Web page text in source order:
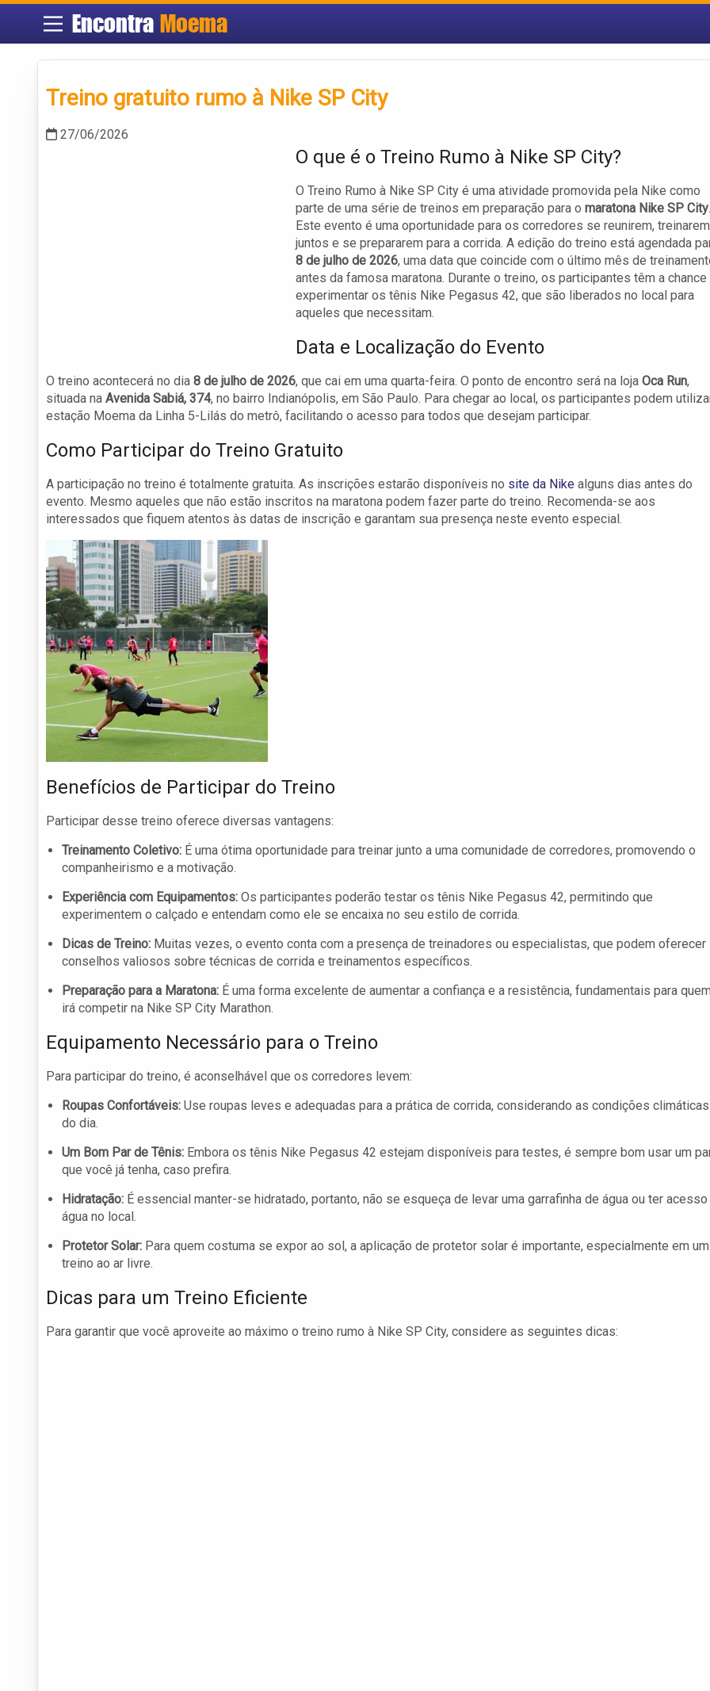
Encontra Moema
Treino gratuito rumo à Nike SP City
27/06/2026
O que é o Treino Rumo à Nike SP City?
O Treino Rumo à Nike SP City é uma atividade promovida pela Nike como
parte de uma série de treinos em preparação para o maratona Nike SP City.
Este evento é uma oportunidade para os corredores se reunirem, treinarem
juntos e se prepararem para a corrida. A edição do treino está agendada
8 de julho de 2026, uma data que coincide com o último mês de
antes da famosa maratona. Durante o treino, os participantes têm a chance
experimentar os tênis Nike Pegasus 42, que são liberados no local para
aqueles que necessitam.
Data e Localização do Evento
O treino acontecerá no dia 8 de julho de 2026, que cai em uma quarta-feira. O ponto de encontro será na loja Oca Run,
situada na Avenida Sabiá, 374, no bairro Indianópolis, em São Paulo. Para chegar ao local, os participantes podem
estação Moema da Linha 5-Lilás do metrô, facilitando o acesso para todos que desejam participar.
Como Participar do Treino Gratuito
A participação no treino é totalmente gratuita. As inscrições estarão disponíveis no site da Nike alguns dias antes do
evento. Mesmo aqueles que não estão inscritos na maratona podem fazer parte do treino. Recomenda-se aos
interessados que fiquem atentos às datas de inscrição e garantam sua presença neste evento especial.
Benefícios de Participar do Treino
Participar desse treino oferece diversas vantagens:
Treinamento Coletivo: É uma ótima oportunidade para treinar junto a uma comunidade de corredores, promovendo o
companheirismo e a motivação.
Experiência com Equipamentos: Os participantes poderão testar os tênis Nike Pegasus 42, permitindo que
experimentem o calçado e entendam como ele se encaixa no seu estilo de corrida.
Dicas de Treino: Muitas vezes, o evento conta com a presença de treinadores ou especialistas, que podem oferecer
conselhos valiosos sobre técnicas de corrida e treinamentos específicos.
Preparação para a Maratona: É uma forma excelente de aumentar a confiança e a resistência, fundamentais para
irá competir na Nike SP City Marathon.
Equipamento Necessário para o Treino
Para participar do treino, é aconselhável que os corredores levem:
Roupas Confortáveis: Use roupas leves e adequadas para a prática de corrida, considerando as condições climáticas
do dia.
Um Bom Par de Tênis: Embora os tênis Nike Pegasus 42 estejam disponíveis para testes, é sempre bom usar um
que você já tenha, caso prefira.
Hidratação: É essencial manter-se hidratado, portanto, não se esqueça de levar uma garrafinha de água ou ter acesso
água no local.
Protetor Solar: Para quem costuma se expor ao sol, a aplicação de protetor solar é importante, especialmente em um
treino ao ar livre.
Dicas para um Treino Eficiente
Para garantir que você aproveite ao máximo o treino rumo à Nike SP City, considere as seguintes dicas: